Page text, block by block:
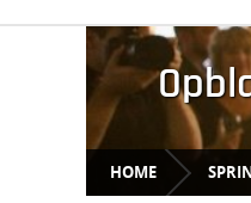
HOME